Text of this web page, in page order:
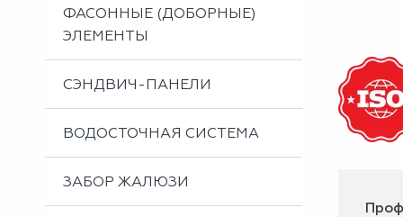
ФАСОННЫЕ (ДОБОРНЫЕ)
ЭЛЕМЕНТЫ
СЭНДВИЧ-ПАНЕЛИ
ВОДОСТОЧНАЯ СИСТЕМА
ЗАБОР ЖАЛЮЗИ